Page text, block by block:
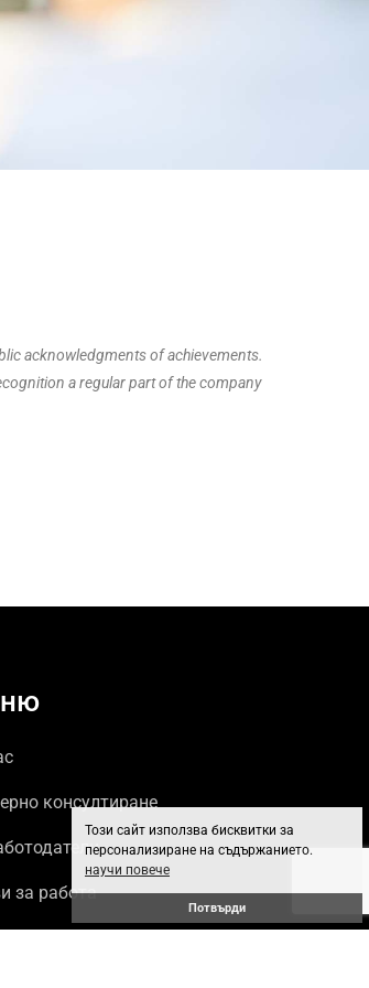
Този сайт използва бисквитки за
персонализиране на съдържанието.
научи повече
Потвърди
acknowledgments of achievements.
a regular part of the company
консултиране
за работа